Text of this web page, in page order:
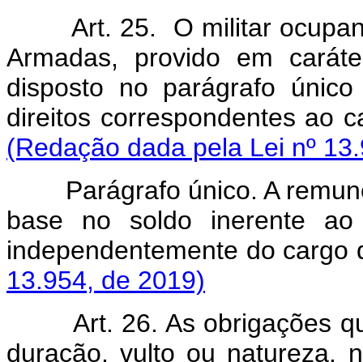
Art. 25. O militar
Armadas, provido em
disposto no parágrafo
direitos correspondentes
(Redação dada pela Lei nº
Parágrafo único. A
base no soldo inerente
independentemente do
13.954, de 2019)
Art. 26. As obrigações
duração, vulto ou natureza,